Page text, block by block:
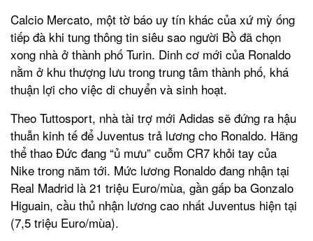
Calcio Mercato, một tờ báo uy tín khác của xứ mỳ ống
tiếp đà khi tung thông tin siêu sao người Bồ đã chọn
xong nhà ở thành phố Turin. Dinh cơ mới của Ronaldo
nằm ở khu thượng lưu trong trung tâm thành phố, khá
thuận lợi cho việc di chuyển và sinh hoạt.
Theo Tuttosport, nhà tài trợ mới Adidas sẽ đứng ra hậu
thuẫn kinh tế để Juventus trả lương cho Ronaldo. Hãng
thể thao Đức đang “ủ mưu” cuỗm CR7 khỏi tay của
Nike trong năm tới. Mức lương Ronaldo đang nhận tại
Real Madrid là 21 triệu Euro/mùa, gần gấp ba Gonzalo
Higuain, cầu thủ nhận lương cao nhất Juventus hiện tại
(7,5 triệu Euro/mùa).